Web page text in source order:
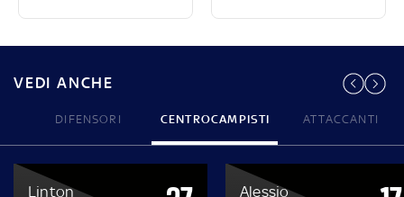
VEDI ANCHE
DIFENSORI CENTROCAMPISTI ATTACCANTI
Linton Alessio